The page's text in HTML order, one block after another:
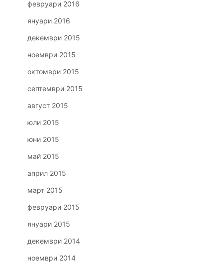
февруари 2016
януари 2016
декември 2015
ноември 2015
октомври 2015
септември 2015
август 2015
юли 2015
юни 2015
май 2015
април 2015
март 2015
февруари 2015
януари 2015
декември 2014
ноември 2014